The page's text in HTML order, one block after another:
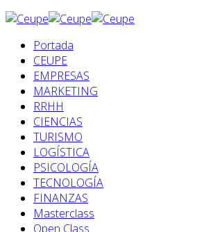
Portada
CEUPE
EMPRESAS
MARKETING
RRHH
CIENCIAS
TURISMO
LOGÍSTICA
PSICOLOGÍA
TECNOLOGÍA
FINANZAS
Masterclass
Open Class